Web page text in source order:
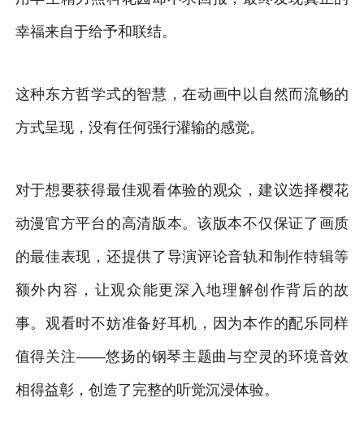
幸福来自于给予和联结。
这种东方哲学式的智慧，在动画中以自然而流畅的
方式呈现，没有任何强行灌输的感觉。
对于想要获得最佳观看体验的观众，建议选择樱花
动漫官方平台的高清版本。该版本不仅保证了画质
的最佳表现，还提供了导演评论音轨和制作特辑等
额外内容，让观众能更深入地理解创作背后的故
事。观看时不妨准备好耳机，因为本作的配乐同样
值得关注——悠扬的钢琴主题曲与空灵的环境音效
相得益彰，创造了完整的听觉沉浸体验。